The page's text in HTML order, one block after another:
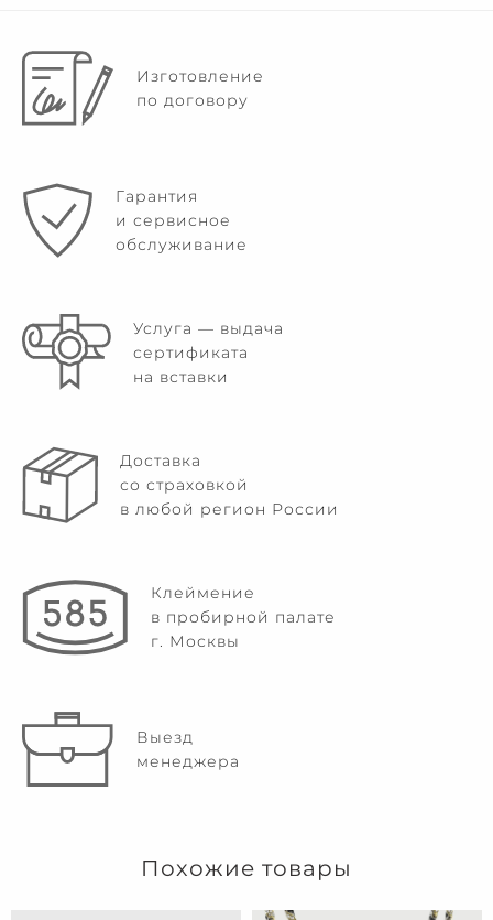
Изготовление
по договору
Гарантия
и сервисное
обслуживание
Услуга — выдача
сертификата
на вставки
Доставка
со страховкой
в любой регион России
Клеймение
в пробирной палате
г. Москвы
Выезд
менеджера
Похожие товары